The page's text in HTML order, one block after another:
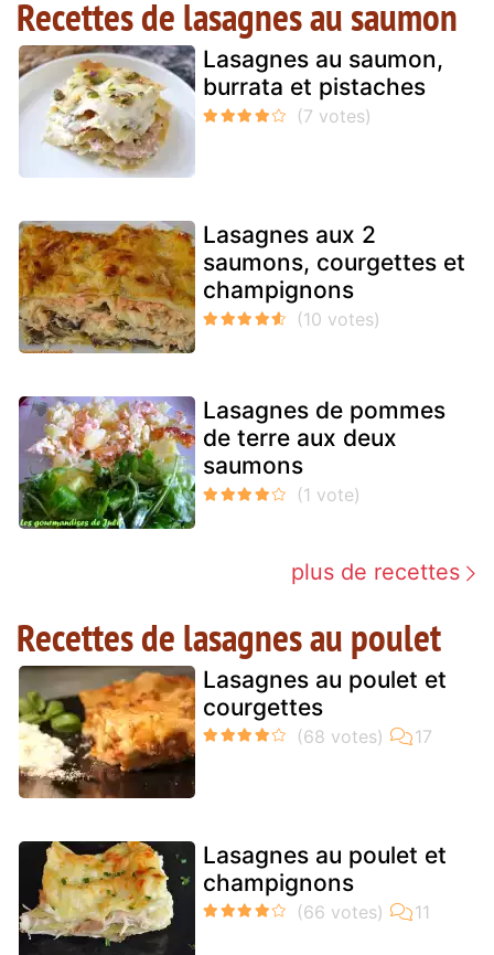
Recettes de lasagnes au saumon
Lasagnes au saumon,
burrata et pistaches
Lasagnes aux 2
saumons, courgettes et
champignons
Lasagnes de pommes
de terre aux deux
saumons
plus de recettes
Recettes de lasagnes au poulet
Lasagnes au poulet et
courgettes
Lasagnes au poulet et
champignons